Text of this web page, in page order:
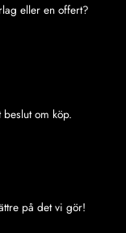
eller en offert?
om köp.
på det vi gör!